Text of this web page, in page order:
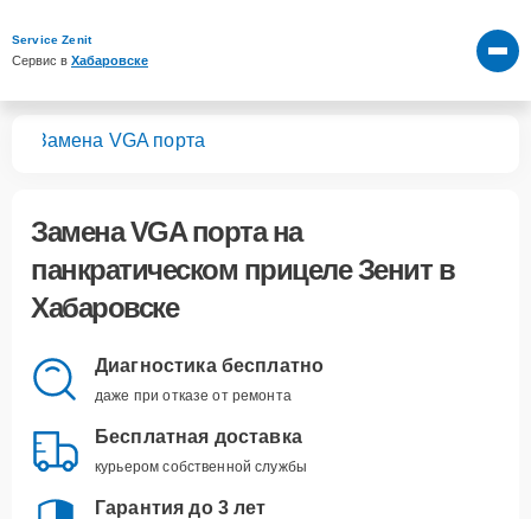
Service Zenit
Сервис в Хабаровске
Замена VGA порта
Замена VGA портана
панкратическом прицеле Зенит в
Хабаровске
Диагностика бесплатно
даже при отказе от ремонта
Бесплатная доставка
курьером собственной службы
Гарантия до 3 лет